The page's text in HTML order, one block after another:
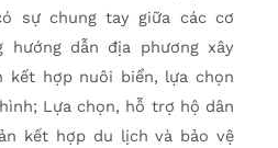
sự chung tay giữa các cơ
hướng dẫn địa phương xây
kết hợp nuôi biển, lựa chọn
Lựa chọn, hỗ trợ hộ dân
kết hợp du lịch và bảo vệ